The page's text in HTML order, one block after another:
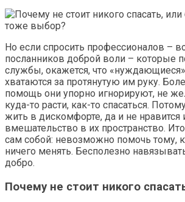
Но если спросить профессионалов –
посланников доброй воли – которые
службы, окажется, что
хватаются за протянутую им руку.
помощь они упорно игнорируют, не
куда-то расти, как-то спасаться.
жить в дискомфорте, да и не нравится
вмешательство в их пространство.
сам собой: невозможно помочь тому,
ничего менять. Бесполезно
добро.
Почему не стоит никого